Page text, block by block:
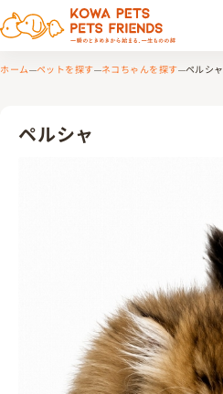
ホーム ペットを探す ネコちゃんを探す ペルシャ
ペルシャ